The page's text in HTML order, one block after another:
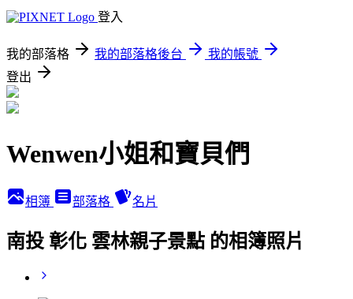
登入
我的部落格 我的部落格後台
我的帳號
登出
Wenwen小姐和寶貝們
相簿 部落格 名片
南投 彰化 雲林親子景點 的相簿照片